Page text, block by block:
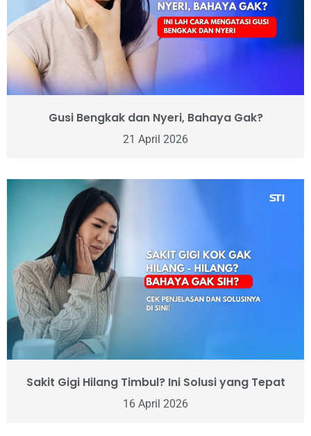
Gusi Bengkak dan Nyeri, Bahaya Gak?
21 April 2026
Sakit Gigi Hilang Timbul? Ini Solusi yang Tepat
16 April 2026